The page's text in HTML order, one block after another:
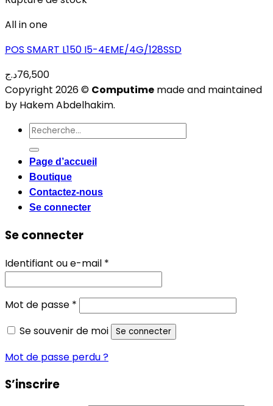
All in one
POS SMART L150 I5-4EME/4G/128SSD
76,500د.ج
Copyright 2026 © Computime made and maintained
by Hakem Abdelhakim.
Recherche
pour :
Page d’accueil
Boutique
Contactez-nous
Se connecter
Se connecter
Identifiant ou e-mail *
Mot de passe *
Se souvenir de moi
Se connecter
Mot de passe perdu ?
S’inscrire